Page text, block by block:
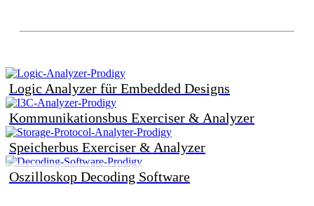
Logic Analyzer für Embedded Designs
Kommunikationsbus Exerciser & Analyzer
Speicherbus Exerciser & Analyzer
Oszilloskop Decoding Software